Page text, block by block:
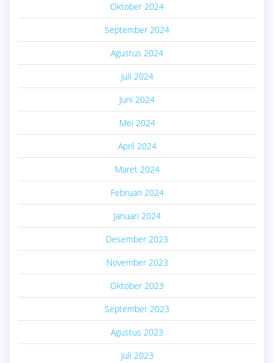
Oktober 2024
September 2024
Agustus 2024
Juli 2024
Juni 2024
Mei 2024
April 2024
Maret 2024
Februari 2024
Januari 2024
Desember 2023
November 2023
Oktober 2023
September 2023
Agustus 2023
Juli 2023